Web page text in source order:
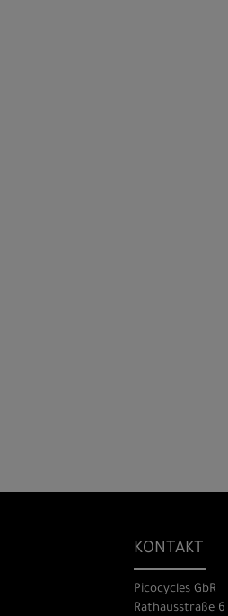
KONTAKT
Picocycles GbR
Rathausstraße 6